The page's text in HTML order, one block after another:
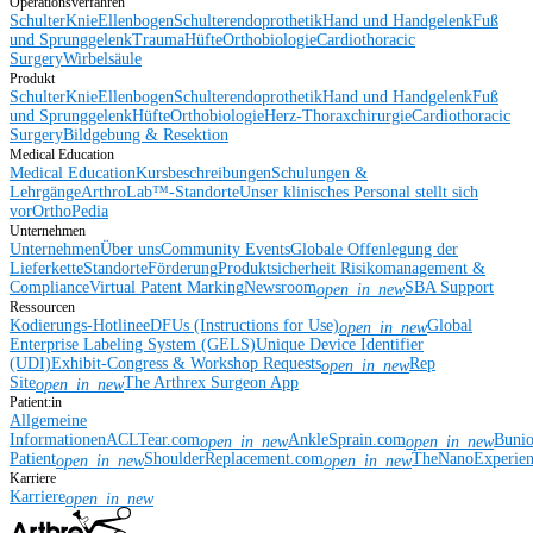
Operationsverfahren
SchulterKnieEllenbogenSchulterendoprothetikHand und HandgelenkFuß
und SprunggelenkTraumaHüfteOrthobiologieCardiothoracic
SurgeryWirbelsäule
Produkt
SchulterKnieEllenbogenSchulterendoprothetikHand und HandgelenkFuß
und SprunggelenkHüfteOrthobiologieHerz-ThoraxchirurgieCardiothoracic
SurgeryBildgebung & Resektion
Medical Education
Medical EducationKursbeschreibungenSchulungen &
LehrgängeArthroLab™-StandorteUnser klinisches Personal stellt sich
vorOrthoPedia
Unternehmen
UnternehmenÜber unsCommunity EventsGlobale Offenlegung der
LieferketteStandorteFörderungProduktsicherheit Risikomanagement &
ComplianceVirtual Patent MarkingNewsroomopen_in_newSBA Support
Ressourcen
Kodierungs-HotlineeDFUs (Instructions for Use)open_in_newGlobal
Enterprise Labeling System (GELS)Unique Device Identifier
(UDI)Exhibit-Congress & Workshop Requestsopen_in_newRep
Siteopen_in_newThe Arthrex Surgeon App
Patient:in
Allgemeine
InformationenACLTear.comopen_in_newAnkleSprain.comopen_in_new
Patientopen_in_newShoulderReplacement.comopen_in_new
Karriere
Karriereopen_in_new